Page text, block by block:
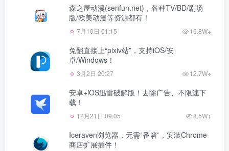
森之屋动漫(senfun.net)，各种TV/BD/剧场
版/欧美动漫等资源都有！
7月10日 01:15 16.8W+
免翻直接上“pixiv站”，支持iOS/安
卓/Windows！
3月2日 20:27 12.7W+
安卓+iOS迅雷破解版！去除广告、不限速下
载！
12月21日 09:05 8.5W+
Iceraven浏览器，无需“番墙”，安装Chrome
商店扩展插件！